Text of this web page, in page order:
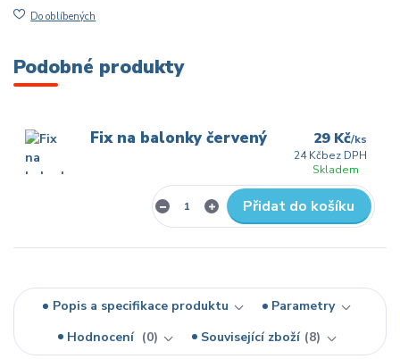
Do oblíbených
Podobné produkty
Fix na balonky červený 29 Kč/ks
24 Kčbez DPH
Skladem
Přidat do košíku
Popis a specifikace produktu
Parametry
Hodnocení
0 Související zboží 8